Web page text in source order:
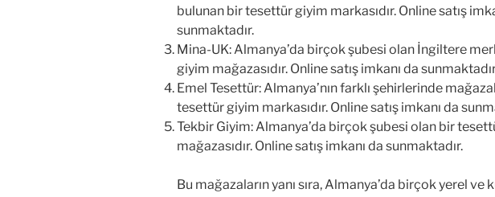
bulunan bir tesettür giyim markasıdır. Online satış
sunmaktadır.
Mina-UK: Almanya’da birçok şubesi olan İngiltere
giyim mağazasıdır. Online satış imkanı da
Emel Tesettür: Almanya’nın farklı şehirlerinde
tesettür giyim markasıdır. Online satış imkanı da
Tekbir Giyim: Almanya’da birçok şubesi olan bir
mağazasıdır. Online satış imkanı da sunmaktadır.
Bu mağazaların yanı sıra, Almanya’da birçok yerel ve